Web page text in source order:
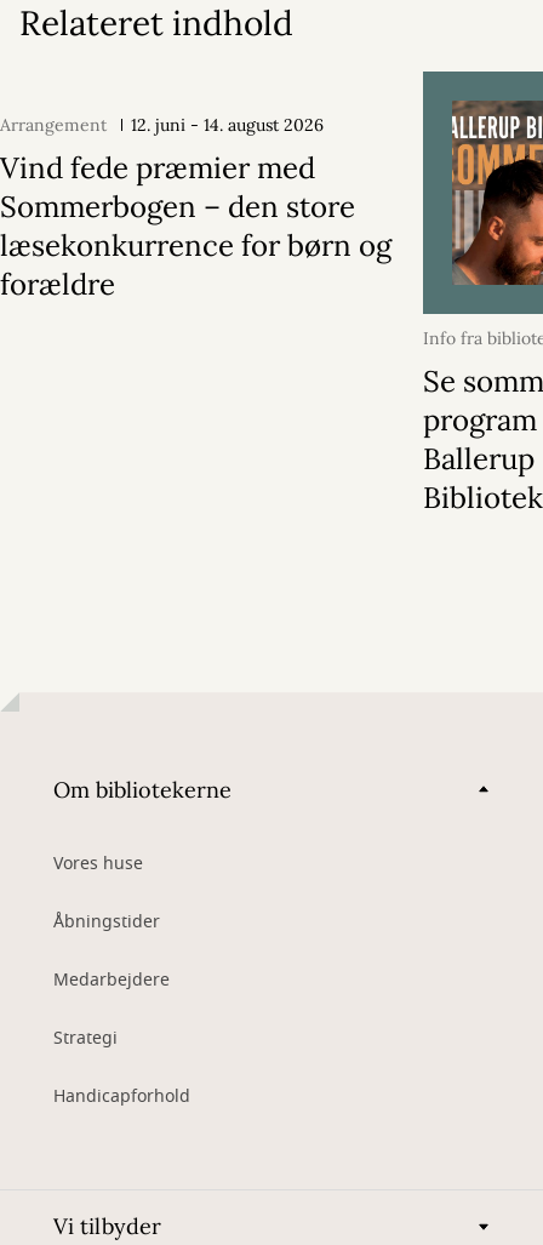
Relateret indhold
Arrangement 12. juni - 14. august 2026
Vind fede præmier med
Sommerbogen – den store
læsekonkurrence for børn og
forældre
Info fra
2026
Se
program
Ballerup
Om bibliotekerne
Vores huse
Åbningstider
Medarbejdere
Strategi
Handicapforhold
Vi tilbyder